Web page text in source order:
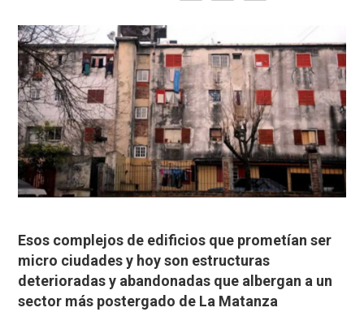
Esos complejos de edificios que prometían ser
micro ciudades y hoy son estructuras
deterioradas y abandonadas que albergan a un
sector más postergado de La Matanza